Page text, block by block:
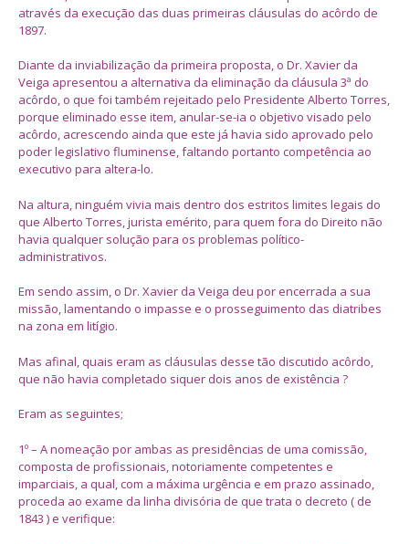
através da execução das duas primeiras cláusulas do acôrdo de
1897.
Diante da inviabilização da primeira proposta, o Dr. Xavier da
Veiga apresentou a alternativa da eliminação da cláusula 3ª do
acôrdo, o que foi também rejeitado pelo Presidente Alberto Torres,
porque eliminado esse item, anular-se-ia o objetivo visado pelo
acôrdo, acrescendo ainda que este já havia sido aprovado pelo
poder legislativo fluminense, faltando portanto competência ao
executivo para altera-lo.
Na altura, ninguém vivia mais dentro dos estritos limites legais do
que Alberto Torres, jurista emérito, para quem fora do Direito não
havia qualquer solução para os problemas político-
administrativos.
Em sendo assim, o Dr. Xavier da Veiga deu por encerrada a sua
missão, lamentando o impasse e o prosseguimento das diatribes
na zona em litígio.
Mas afinal, quais eram as cláusulas desse tão discutido acôrdo,
que não havia completado siquer dois anos de existência ?
Eram as seguintes;
1º – A nomeação por ambas as presidências de uma comissão,
composta de profissionais, notoriamente competentes e
imparciais, a qual, com a máxima urgência e em prazo assinado,
proceda ao exame da linha divisória de que trata o decreto ( de
1843 ) e verifique: